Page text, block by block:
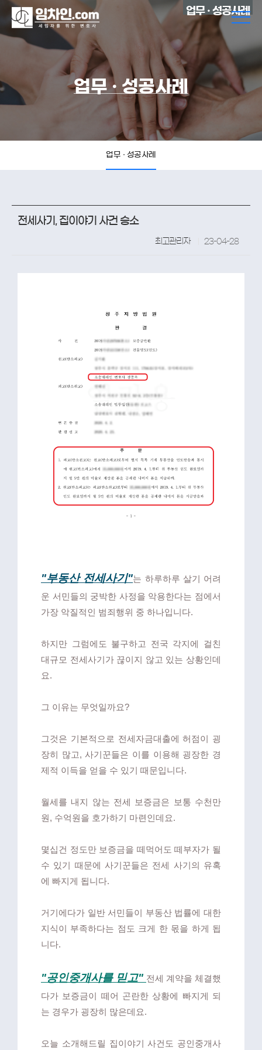
업무 · 성공사례
업무 · 성공사례
업무 · 성공사례
전세사기, 집이야기 사건 승소
최고관리자 23-04-28
"부동산 전세사기"는 하루하루 살기 어려
운 서민들의 궁박한 사정을 악용한다는 점에서
가장 악질적인 범죄행위 중 하나입니다.
하지만 그럼에도 불구하고 전국 각지에 걸친
대규모 전세사기가 끊이지 않고 있는 상황인데
요.
그 이유는 무엇일까요?
그것은 기본적으로 전세자금대출에 허점이 굉
장히 많고, 사기꾼들은 이를 이용해 굉장한 경
제적 이득을 얻을 수 있기 때문입니다.
월세를 내지 않는 전세 보증금은 보통 수천만
원, 수억원을 호가하기 마련인데요.
몇십건 정도만 보증금을 떼먹어도 떼부자가 될
수 있기 때문에 사기꾼들은 전세 사기의 유혹
에 빠지게 됩니다.
거기에다가 일반 서민들이 부동산 법률에 대한
지식이 부족하다는 점도 크게 한 몫을 하게 됩
니다.
"공인중개사를 믿고" 전세 계약을 체결했
다가 보증금이 떼어 곤란한 상황에 빠지게 되
는 경우가 굉장히 많은데요.
오늘 소개해드릴 집이야기 사건도 공인중개사